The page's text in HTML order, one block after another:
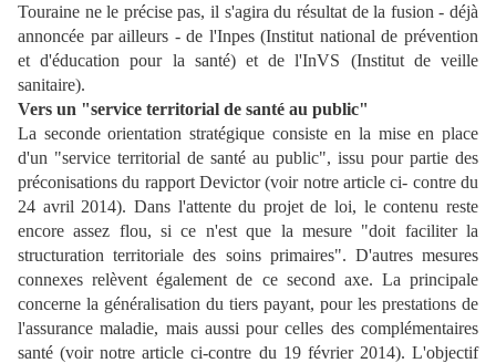
Touraine ne le précise pas, il s'agira du résultat de la fusion - déjà
annoncée par ailleurs - de l'Inpes (Institut national de prévention
et d'éducation pour la santé) et de l'InVS (Institut de veille
sanitaire).
Vers un "service territorial de santé au public"
La seconde orientation stratégique consiste en la mise en place
d'un "service territorial de santé au public", issu pour partie des
préconisations du rapport Devictor (voir notre article ci- contre du
24 avril 2014). Dans l'attente du projet de loi, le contenu reste
encore assez flou, si ce n'est que la mesure "doit faciliter la
structuration territoriale des soins primaires". D'autres mesures
connexes relèvent également de ce second axe. La principale
concerne la généralisation du tiers payant, pour les prestations de
l'assurance maladie, mais aussi pour celles des complémentaires
santé (voir notre article ci-contre du 19 février 2014). L'objectif